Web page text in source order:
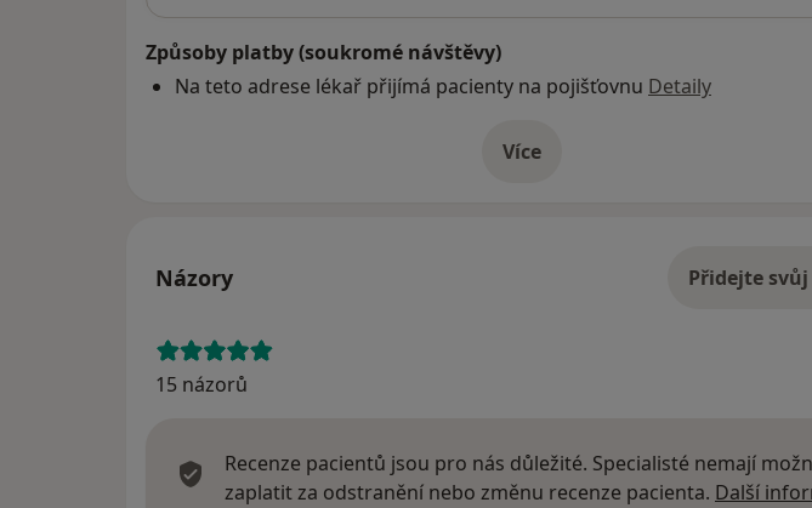
Způsoby platby (soukromé návštěvy)
Na teto adrese lékař přijímá pacienty na pojišťovnu Detaily
Víceo adrese
Názory Přidejte
15 názorů
Recenze pacientů jsou pro nás důležité. Specialisté nemají
zaplatit za odstranění nebo změnu recenze pacienta. Další